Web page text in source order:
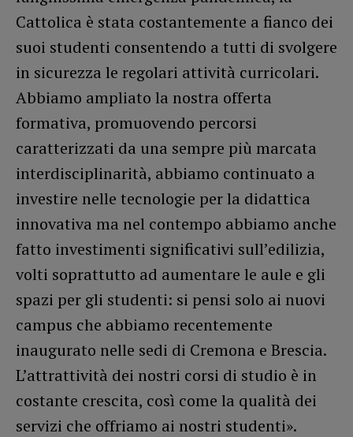
Cattolica è stata costantemente a fianco dei
suoi studenti consentendo a tutti di svolgere
in sicurezza le regolari attività curricolari.
Abbiamo ampliato la nostra offerta
formativa, promuovendo percorsi
caratterizzati da una sempre più marcata
interdisciplinarità, abbiamo continuato a
investire nelle tecnologie per la didattica
innovativa ma nel contempo abbiamo anche
fatto investimenti significativi sull’edilizia,
volti soprattutto ad aumentare le aule e gli
spazi per gli studenti: si pensi solo ai nuovi
campus che abbiamo recentemente
inaugurato nelle sedi di Cremona e Brescia.
L’attrattività dei nostri corsi di studio è in
costante crescita, così come la qualità dei
servizi che offriamo ai nostri studenti».